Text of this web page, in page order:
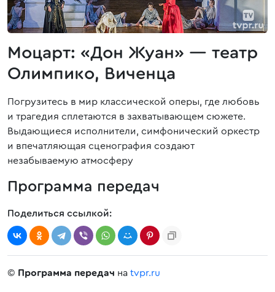
Моцарт: «Дон Жуан» — театр
Олимпико, Виченца
Погрузитесь в мир классической оперы, где любовь
и трагедия сплетаются в захватывающем сюжете.
Выдающиеся исполнители, симфонический оркестр
и впечатляющая сценография создают
незабываемую атмосферу
Программа передач
Поделиться ссылкой:
© Программа передач на tvpr.ru